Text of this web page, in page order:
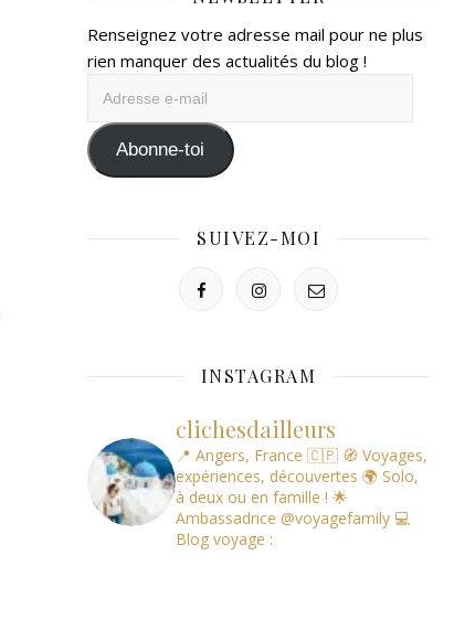
Renseignez votre adresse mail pour ne plus
rien manquer des actualités du blog !
mail Abonne-toi
SUIVEZ-MOI
INSTAGRAM
clichesdailleurs
📍 Angers, France 🇨🇵 🧭 Voyages,
expériences, découvertes 🌍 Solo,
à deux ou en famille ! 🌟
Ambassadrice @voyagefamily 💻
Blog voyage :